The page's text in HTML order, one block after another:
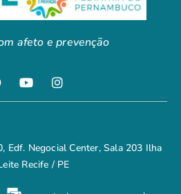
afeto e prevenção
Edf. Negocial Center, Sala 203 Ilha
Recife / PE